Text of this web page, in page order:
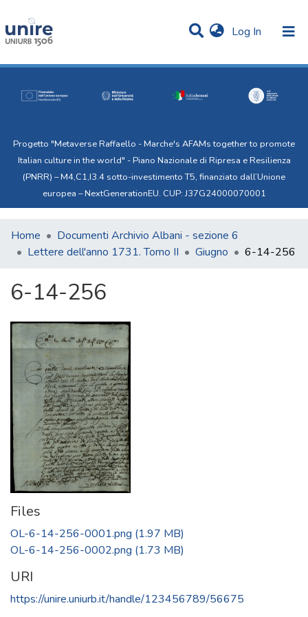
Log In (current)
Statistics
Progetto "Metaverse Raffaello - Marche's AFAMs together to promote
Italian culture in the world" - Piano Nazionale di Ripresa e Resilienza
(PNRR) – M4,C1,I3.4 sotto-investimento T5, finanziato dall’Unione
europea – NextGenerationEU. CUP: J37G24000070001
Home
Documenti Archivio Albani - sezione 6
Lettere dell'anno 1731. Tomo II
Giugno 6-14-256
6-14-256
Files
OL-6-14-256-0001.png (1.97 MB)
OL-6-14-256-0002.png (1.73 MB)
URI
https://unire.uniurb.it/handle/123456789/56675